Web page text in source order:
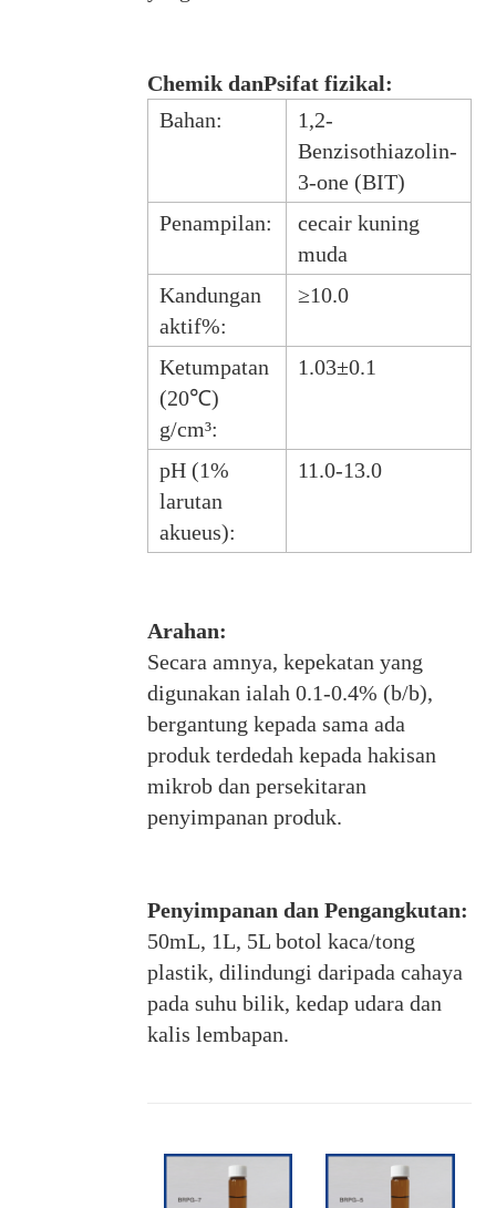
Chemik danPsifat fizikal:
Bahan:
1,2-
Benzisothiazolin-
3-one (BIT)
Penampilan:
cecair kuning
muda
Kandungan
aktif%:
≥10.0
Ketumpatan
(20℃)
g/cm³:
1.03±0.1
pH (1%
larutan
akueus):
11.0-13.0
Arahan:
Secara amnya, kepekatan yang
digunakan ialah 0.1-0.4% (b/b),
bergantung kepada sama ada
produk terdedah kepada hakisan
mikrob dan persekitaran
penyimpanan produk.
Penyimpanan dan Pengangkutan:
50mL, 1L, 5L botol kaca/tong
plastik, dilindungi daripada cahaya
pada suhu bilik, kedap udara dan
kalis lembapan.